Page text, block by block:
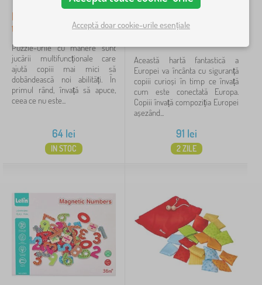
Puzzle mare din lemn La
țară
Puzzle-urile cu mânere sunt
jucării multifuncționale care
ajută copiii mai mici să
dobândească noi abilități. În
primul rând, învață să apuce,
ceea ce nu este...
64 lei
IN STOC
lemn Harta Europei 25
Această hartă fantastică a
Europei va încânta cu siguranță
copiii curioși în timp ce învață
cum este conectată Europa.
Copiii învață compoziția Europei
așezând...
91 lei
2 ZILE
Acceptă doar cookie-urile esențiale